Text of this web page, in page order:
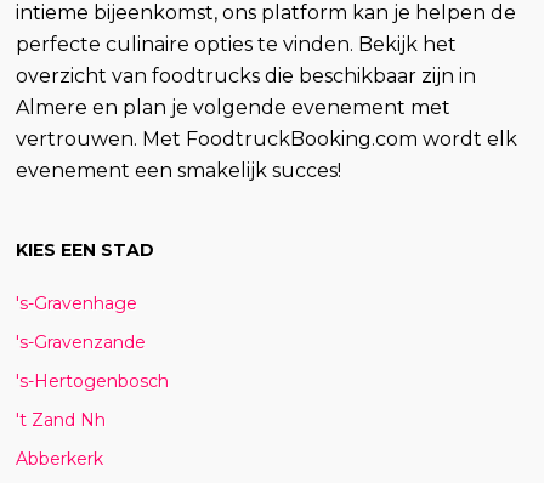
intieme bijeenkomst, ons platform kan je helpen de
perfecte culinaire opties te vinden. Bekijk het
overzicht van foodtrucks die beschikbaar zijn in
Almere en plan je volgende evenement met
vertrouwen. Met FoodtruckBooking.com wordt elk
evenement een smakelijk succes!
KIES EEN STAD
's-Gravenhage
's-Gravenzande
's-Hertogenbosch
't Zand Nh
Abberkerk